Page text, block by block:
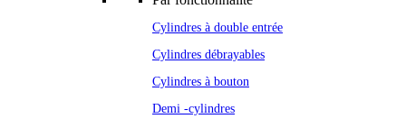
Cylindres à double entrée
Cylindres débrayables
Cylindres à bouton
Demi -cylindres